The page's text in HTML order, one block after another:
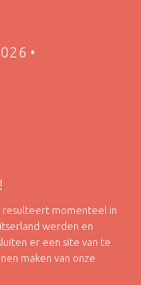
resulteert momenteel in
werden en
er een site van te
maken van onze